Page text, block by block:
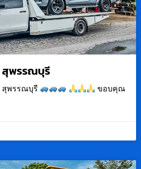
สุพรรณบุรี
สุพรรณบุรี ขอบคุณ